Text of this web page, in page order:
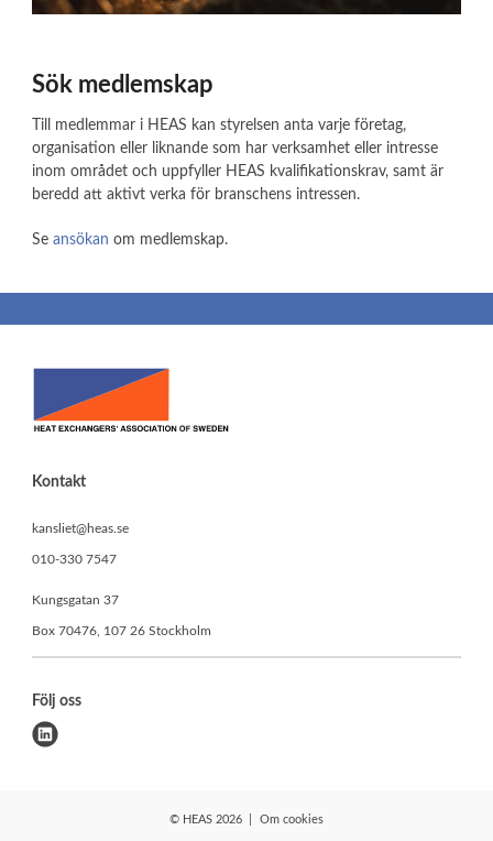
Sök medlemskap
Till medlemmar i HEAS kan styrelsen anta varje företag,
organisation eller liknande som har verksamhet eller intresse
inom området och uppfyller HEAS kvalifikationskrav, samt är
beredd att aktivt verka för branschens intressen.
Se ansökan om medlemskap.
Kontakt
kansliet@heas.se
010-330 7547
Kungsgatan 37
Box 70476, 107 26 Stockholm
Följ oss
l
© HEAS 2026 Om cookies